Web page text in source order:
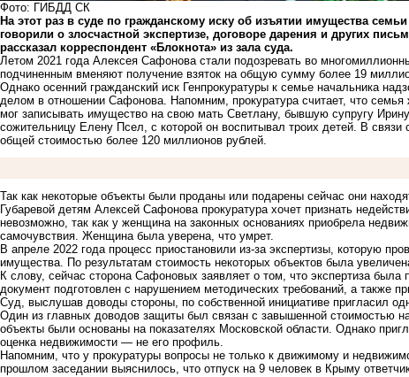
Фото: ГИБДД СК
На этот раз в суде по гражданскому иску об изъятии имущества
говорили о злосчастной экспертизе, договоре дарения и других
рассказал корреспондент «Блокнота» из зала суда.
Летом 2021 года Алексея Сафонова стали подозревать во
подчиненным вменяют получение взяток на общую сумму более 19
Однако осенний гражданский иск Генпрокуратуры к семье начальника
делом в отношении Сафонова. Напомним, прокуратура считает, что
мог записывать имущество на свою мать Светлану, бывшую супругу
сожительницу Елену Псел, с которой он воспитывал троих детей. В
общей стоимостью более 120 миллионов рублей.
Так как некоторые объекты были проданы или подарены сейчас они
Губаревой детям Алексей Сафонова прокуратура хочет признать
невозможно, так как у женщина на законных основаниях приобрела
самочувствия. Женщина была уверена, что умрет.
В апреле 2022 года процесс приостановили из-за экспертизы, которую
имущества. По результатам стоимость некоторых объектов была
К слову, сейчас сторона Сафоновых заявляет о том, что экспертиза
документ подготовлен с нарушением методических требований, а также
Суд, выслушав доводы стороны, по собственной инициативе пригласил
Один из главных доводов защиты был связан с завышенной стоимостью
объекты были основаны на показателях Московской области. Однако
оценка недвижимости — не его профиль.
Напомним, что у прокуратуры вопросы не только к движимому и
прошлом заседании выяснилось, что отпуск на 9 человек в Крыму